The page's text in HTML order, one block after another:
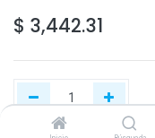
$ 3,442.31